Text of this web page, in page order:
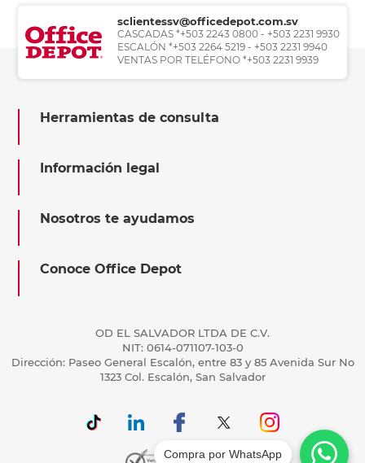
sclientessv@officedepot.com.sv
CASCADAS *+503 2243 0800 - +503 2231 9930
ESCALÓN *+503 2264 5219 - +503 2231 9940
VENTAS POR TELÉFONO *+503 2231 9939
Herramientas de consulta
Información legal
Nosotros te ayudamos
Conoce Office Depot
OD EL SALVADOR LTDA DE C.V.
NIT: 0614-071107-103-0
Dirección: Paseo General Escalón, entre 83 y 85 Avenida Sur No
1323 Col. Escalón, San Salvador
Compra por WhatsApp